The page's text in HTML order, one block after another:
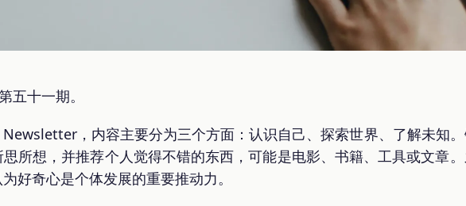
五十一期。
Newsletter，内容主要分为三个方面：认识自己、探索世界、了解未知
所想，并推荐个人觉得不错的东西，可能是电影、书籍、工具或文章
好奇心是个体发展的重要推动力。